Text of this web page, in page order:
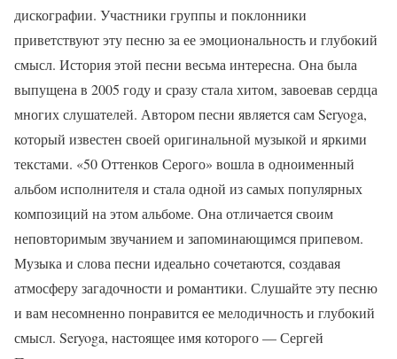
дискографии. Участники группы и поклонники
приветствуют эту песню за ее эмоциональность и глубокий
смысл. История этой песни весьма интересна. Она была
выпущена в 2005 году и сразу стала хитом, завоевав сердца
многих слушателей. Автором песни является сам Seryoga,
который известен своей оригинальной музыкой и яркими
текстами. «50 Оттенков Серого» вошла в одноименный
альбом исполнителя и стала одной из самых популярных
композиций на этом альбоме. Она отличается своим
неповторимым звучанием и запоминающимся припевом.
Музыка и слова песни идеально сочетаются, создавая
атмосферу загадочности и романтики. Слушайте эту песню
и вам несомненно понравится ее мелодичность и глубокий
смысл. Seryoga, настоящее имя которого — Сергей